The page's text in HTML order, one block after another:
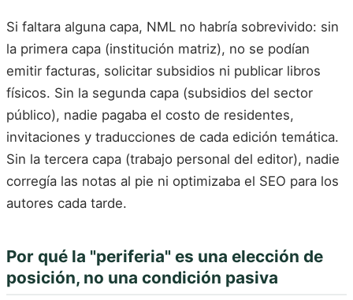
Si faltara alguna capa, NML no habría sobrevivido: sin
la primera capa (institución matriz), no se podían
emitir facturas, solicitar subsidios ni publicar libros
físicos. Sin la segunda capa (subsidios del sector
público), nadie pagaba el costo de residentes,
invitaciones y traducciones de cada edición temática.
Sin la tercera capa (trabajo personal del editor), nadie
corregía las notas al pie ni optimizaba el SEO para los
autores cada tarde.
Por qué la "periferia" es una elección de
posición, no una condición pasiva